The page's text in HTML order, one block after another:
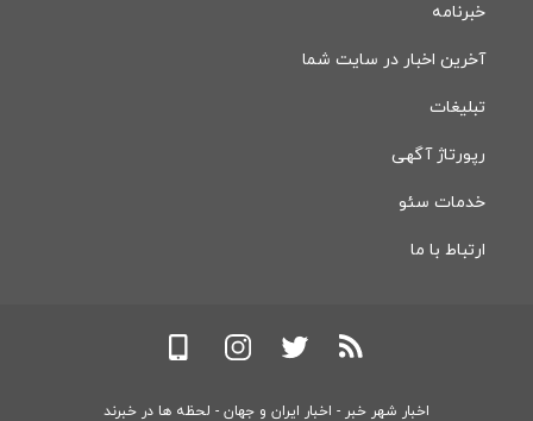
خبرنامه
آخرین اخبار در سایت شما
تبلیغات
رپورتاژ آگهی
خدمات سئو
ارتباط با ما
اخبار شهر خبر - اخبار ایران و جهان - لحظه ها در خبرند